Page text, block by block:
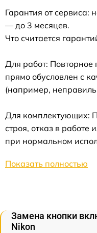
Гарантия от сервиса:
— до 3 месяцев.
Что считается
Для работ: Повторное
прямо обусловлен с
(например,
Для комплектующих:
строя, отказ в работе
при нормальном
Показать полностью
Замена кнопки
Nikon